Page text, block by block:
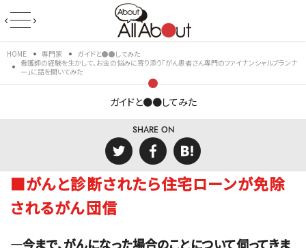
HOME 専門家
ガイドと●●してみた
看護師の経験を生かして、お金の悩みに寄り添う「がん患者さん専門のファイナンシャルプランナ
ー」に話を聞いてみた
ガイドと●●してみた
SHARE ON
■がんと診断されたら住宅ローンが免除
されるがん団信
―今まで、がんになった場合のことについて伺ってきま